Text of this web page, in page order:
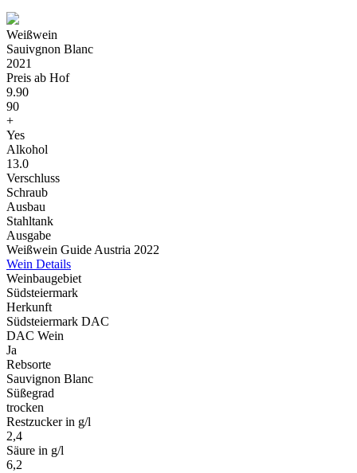
Weißwein
Sauivgnon Blanc
2021
Preis ab Hof
9.90
90
+
Yes
Alkohol
13.0
Verschluss
Schraub
Ausbau
Stahltank
Ausgabe
Weißwein Guide Austria 2022
Wein Details
Weinbaugebiet
Südsteiermark
Herkunft
Südsteiermark DAC
DAC Wein
Ja
Rebsorte
Sauvignon Blanc
Süßegrad
trocken
Restzucker in g/l
2,4
Säure in g/l
6,2